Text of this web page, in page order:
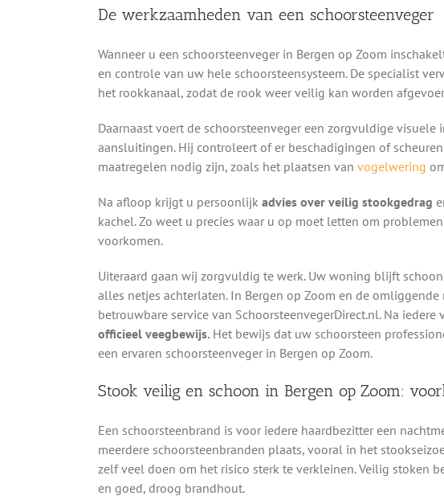
De werkzaamheden van een schoorsteenveger
Wanneer u een schoorsteenveger in Bergen op Zoom
en controle van uw hele schoorsteensysteem. De specialist
het rookkanaal, zodat de rook weer veilig kan worden
Daarnaast voert de schoorsteenveger een zorgvuldige
aansluitingen. Hij controleert of er beschadigingen of
maatregelen nodig zijn, zoals het plaatsen van vogelwering
Na afloop krijgt u persoonlijk advies over veilig stookgedrag
kachel. Zo weet u precies waar u op moet letten om
voorkomen.
Uiteraard gaan wij zorgvuldig te werk. Uw woning blijft
alles netjes achterlaten. In Bergen op Zoom en de
betrouwbare service van SchoorsteenvegerDirect.nl. Na
officieel veegbewijs. Het bewijs dat uw schoorsteen
een ervaren schoorsteenveger in Bergen op Zoom.
Stook veilig en schoon in Bergen op Zoom:
Een schoorsteenbrand is voor iedere haardbezitter een
meerdere schoorsteenbranden plaats, vooral in het
zelf veel doen om het risico sterk te verkleinen. Veilig stoken
en goed, droog brandhout.